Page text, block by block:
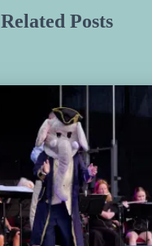
Related Posts